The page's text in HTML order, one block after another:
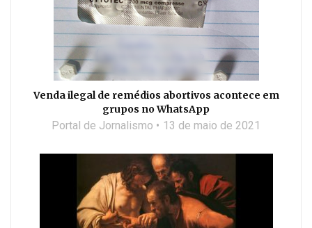
Venda ilegal de remédios abortivos acontece em
grupos no WhatsApp
Portal de Jornalismo 13 de maio de 2021